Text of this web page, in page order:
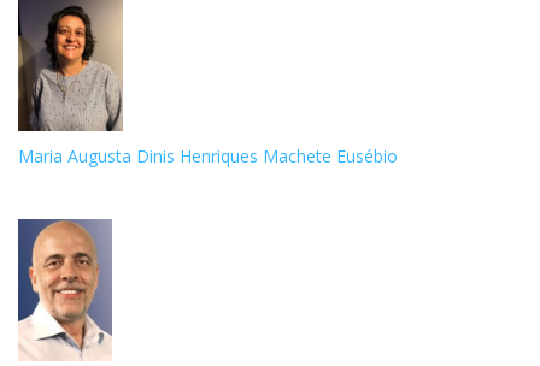
Maria Augusta Dinis Henriques Machete Eusébio